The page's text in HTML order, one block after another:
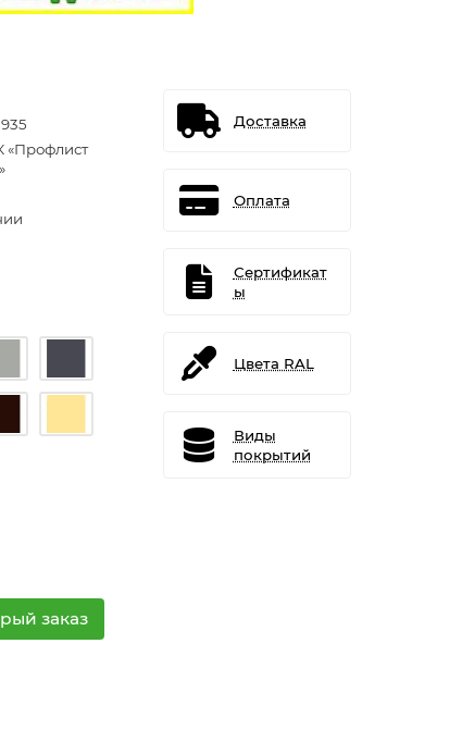
заказ
Доставка
Оплата
Сертификат
ы
Цвета RAL
Виды
покрытий